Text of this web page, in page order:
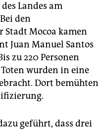
Landes am
den
Stadt Mocoa kamen
Juan Manuel Santos
zu 220 Personen
wurden in eine
Dort bemühten
geführt, dass drei